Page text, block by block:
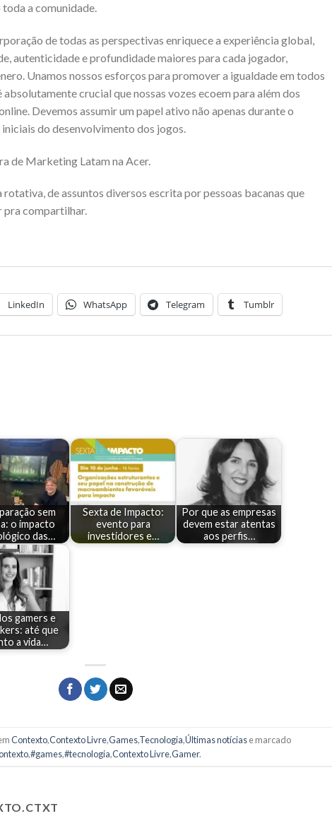
a comunidade.
de todas as perspectivas enriquece a experiência global,
autenticidade e profundidade maiores para cada jogador,
Unamos nossos esforços para promover a igualdade em todos
absolutamente crucial que nossas vozes ecoem para além dos
Devemos assumir um papel ativo não apenas durante o
iniciais do desenvolvimento dos jogos.
de Marketing Latam na Acer.
rotativa, de assuntos diversos escrita por pessoas bacanas que
pra compartilhar.
LinkedIn WhatsApp Telegram Tumblr
sem
o impacto
das…
Sexta de Impacto:
evento para
investidores e…
Por que as empresas
devem estar atentas
aos perfis…
gamers e
até que
a vida…
Contexto,Contexto Livre,Games,Tecnologia,Últimas notíciase marcado
,#games,#tecnologia,Contexto Livre,Gamer.